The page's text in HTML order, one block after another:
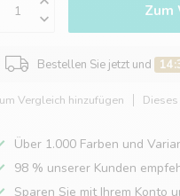
Zum
Bestellen Sie jetzt und
Vergleich hinzufügen
Über 1.000 Farben und
98 % unserer Kunden
Sparen Sie mit Ihrem Konto